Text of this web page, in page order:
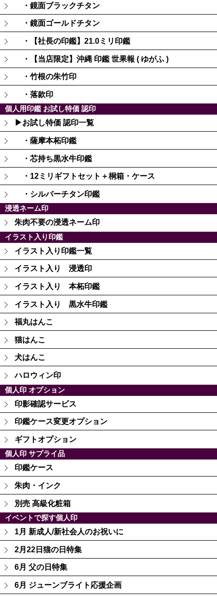
・鏡面ブラックチタン
・鏡面ゴールドチタン
・【社長の印鑑】21.0ミリ印鑑
・【当店限定】沖縄 印鑑 世果報 ( ゆがふ )
・竹根の朱竹印
・落款印
個人用印鑑 お試し特価 認印
▶お試し特価 認印一覧
・薩摩本柘印鑑
・芯持ち黒水牛印鑑
・12ミリギフトセット＋桐箱・ケース
・シルバーチタン印鑑
浸透ネーム印
朱肉不要の浸透ネーム印
イラスト入り印鑑
イラスト入り印鑑一覧
イラスト入り 浸透印
イラスト入り 本柘印鑑
イラスト入り 黒水牛印鑑
福丸はんこ
猫はんこ
犬はんこ
ハロウィン印
個人印 オプション
印影確認サービス
印鑑ケース変更オプション
ギフトオプション
個人印 サプライ品
印鑑ケース
朱肉・インク
別売 高級化粧箱
イベントで探す個人印
1月 新成人/新社会人のお祝いに
2月22日猫の日特集
6月 父の日特集
6月 ジューンブライト応援企画